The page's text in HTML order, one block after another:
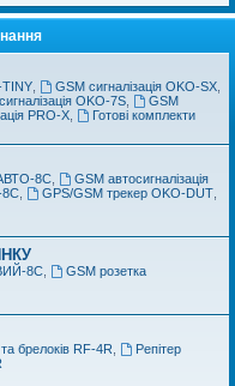
TINY, GSM сигналізація OKO-SX,
OKO-7S,
GSM
PRO-X,
Готові комплекти
АВТО-8С,
GSM автосигналізація
8С, GPS/GSM трекер OKO-DUT,
8С,
GSM розетка
брелоків RF-4R
Репітер